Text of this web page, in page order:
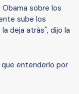
Obama sobre los
sube los
deja atrás", dijo la
entenderlo por